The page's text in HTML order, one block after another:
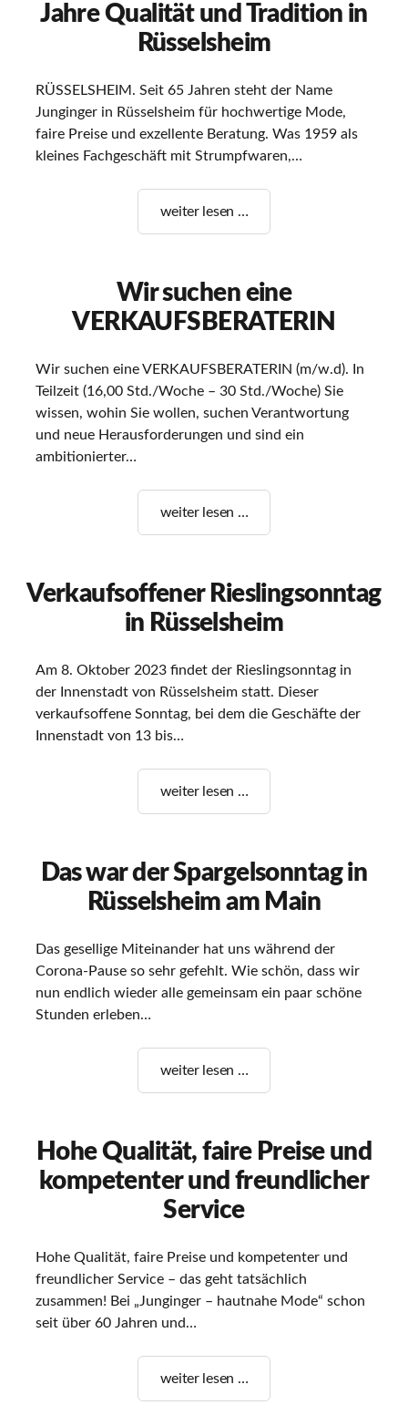
und
Tradition
in
Jahre Qualität und Tradition in
Rüsselsheim
RÜSSELSHEIM. Seit 65 Jahren steht der Name
Junginger in Rüsselsheim für hochwertige Mode,
faire Preise und exzellente Beratung. Was 1959 als
kleines Fachgeschäft mit Strumpfwaren,…
weiter lesen …
Video:
65
Jahre
und
Tradition
in
Rüsselsheim
Wir suchen eine
VERKAUFSBERATERIN
Wir suchen eine VERKAUFSBERATERIN (m/w.d). In
Teilzeit (16,00 Std./Woche – 30 Std./Woche) Sie
wissen, wohin Sie wollen, suchen Verantwortung
und neue Herausforderungen und sind ein
ambitionierter…
weiter lesen …
suchen
Verkaufsoffener Rieslingsonntag
in Rüsselsheim
Am 8. Oktober 2023 findet der Rieslingsonntag in
der Innenstadt von Rüsselsheim statt. Dieser
verkaufsoffene Sonntag, bei dem die Geschäfte der
Innenstadt von 13 bis…
weiter lesen …
Rieslingsonntag
Das war der Spargelsonntag in
Rüsselsheim am Main
Das gesellige Miteinander hat uns während der
Corona-Pause so sehr gefehlt. Wie schön, dass wir
nun endlich wieder alle gemeinsam ein paar schöne
Stunden erleben…
weiter lesen …
war
in
Rüsselsheim
Hohe Qualität, faire Preise und
kompetenter und freundlicher
Service
Hohe Qualität, faire Preise und kompetenter und
freundlicher Service – das geht tatsächlich
zusammen! Bei „Junginger – hautnahe Mode“ schon
seit über 60 Jahren und…
weiter lesen …
Qualität,